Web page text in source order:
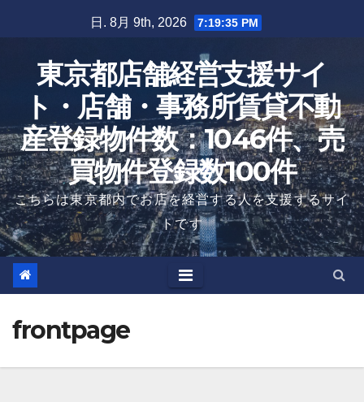
to
content
日. 8月 9th, 2026 7:19:36 PM
東京都店舗経営支援サイ
ト・店舗・事務所賃貸不動
産登録物件数：1046件、売
買物件登録数100件
こちらは東京都内でお店を経営する人を支援するサイ
トです
frontpage